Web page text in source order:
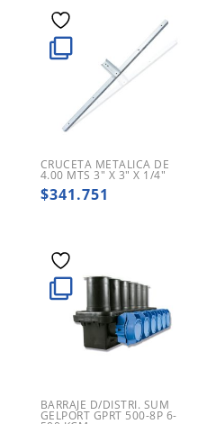
CRUCETA METALICA DE
4.00 MTS 3″ X 3″ X 1/4″
$341.751
BARRAJE D/DISTRI. SUM
GELPORT GPRT 500-8P 6-